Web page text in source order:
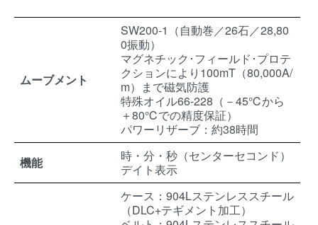
ムーブメント
SW200-1（自動巻／26石／28,80
0振動）
マグネチック･フィールド･プロテ
クションにより100mT（80,000A/
m）まで磁気防護
特殊オイル66-228（－45℃から
＋80℃での精度保証）
パワーリザーブ：約38時間
機能
時・分・秒（センターセコンド）
デイト表示
ケース：904Lステンレススチール
（DLC+テギメント加工）